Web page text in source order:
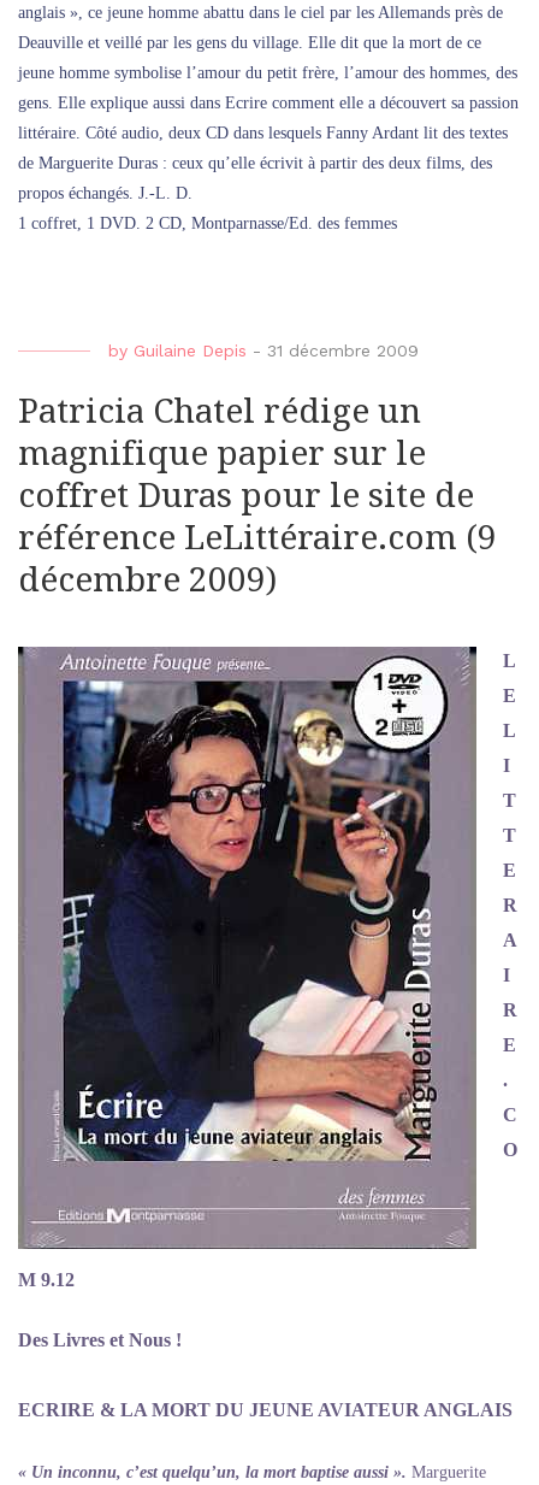
anglais », ce jeune homme abattu dans le ciel par les Allemands près de
Deauville et veillé par les gens du village. Elle dit que la mort de ce
jeune homme symbolise l’amour du petit frère, l’amour des hommes, des
gens. Elle explique aussi dans Ecrire comment elle a découvert sa passion
littéraire. Côté audio, deux CD dans lesquels Fanny Ardant lit des textes
de Marguerite Duras : ceux qu’elle écrivit à partir des deux films, des
propos échangés. J.-L. D.
1 coffret, 1 DVD. 2 CD, Montparnasse/Ed. des femmes
by Guilaine Depis - 31 décembre 2009
Patricia Chatel rédige un
magnifique papier sur le
coffret Duras pour le site de
référence LeLittéraire.com (9
décembre 2009)
L
E
L
I
T
T
E
R
A
I
R
E
.
C
O
M 9.12
Des Livres et Nous !
ECRIRE & LA MORT DU JEUNE AVIATEUR ANGLAIS
« Un inconnu, c’est quelqu’un, la mort baptise aussi ». Marguerite